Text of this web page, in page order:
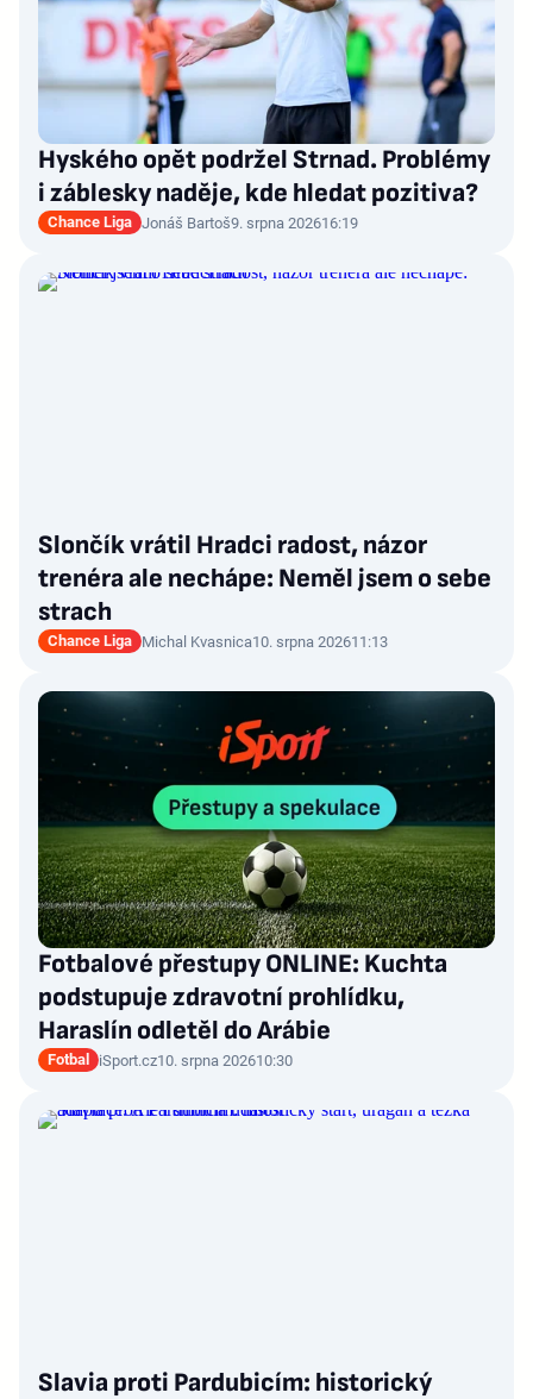
Hyského opět podržel Strnad. Problémy
i záblesky naděje, kde hledat pozitiva?
Chance Liga Jonáš Bartoš9. srpna 202616:19
Slončík vrátil Hradci radost, názor
trenéra ale nechápe: Neměl jsem o sebe
strach
Chance Liga Michal Kvasnica10. srpna 202611:13
Fotbalové přestupy ONLINE: Kuchta
podstupuje zdravotní prohlídku,
Haraslín odletěl do Arábie
Fotbal iSport.cz10. srpna 202610:30
Slavia proti Pardubicím: historický